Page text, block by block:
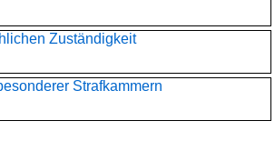
Zuständigkeit
Strafkammern